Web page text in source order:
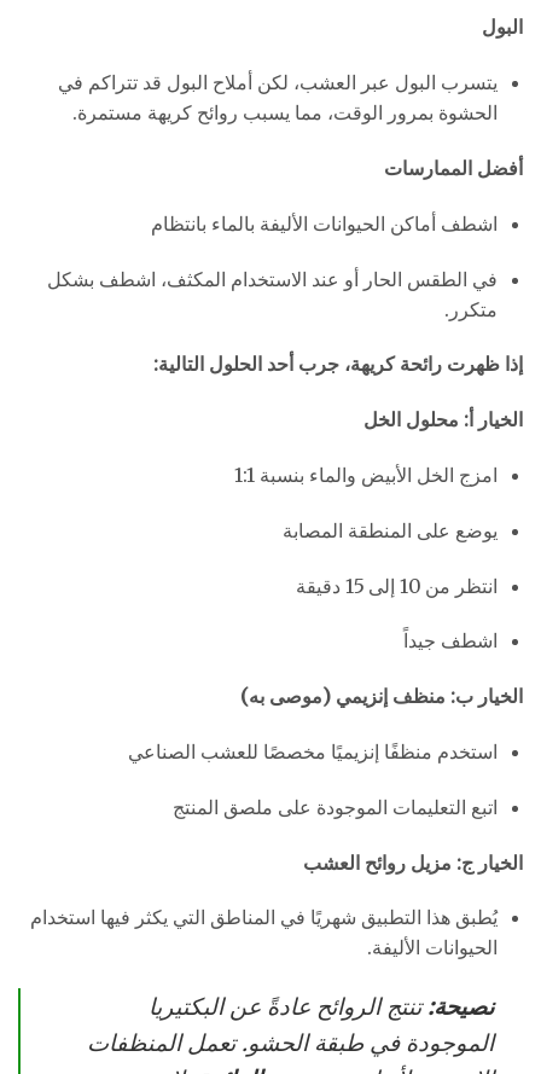
البول
يتسرب البول عبر العشب، لكن أملاح البول قد تتراكم في
الحشوة بمرور الوقت، مما يسبب روائح كريهة مستمرة.
أفضل الممارسات
اشطف أماكن الحيوانات الأليفة بالماء بانتظام
في الطقس الحار أو عند الاستخدام المكثف، اشطف بشكل
متكرر.
إذا ظهرت رائحة كريهة، جرب أحد الحلول التالية:
الخيار أ: محلول الخل
امزج الخل الأبيض والماء بنسبة 1:1
يوضع على المنطقة المصابة
انتظر من 10 إلى 15 دقيقة
اشطف جيداً
الخيار ب: منظف إنزيمي (موصى به)
استخدم منظفًا إنزيميًا مخصصًا للعشب الصناعي
اتبع التعليمات الموجودة على ملصق المنتج
الخيار ج: مزيل روائح العشب
يُطبق هذا التطبيق شهريًا في المناطق التي يكثر فيها استخدام
الحيوانات الأليفة.
نصيحة:تنتج الروائح عادةً عن البكتيريا
الموجودة في طبقة الحشو. تعمل المنظفات